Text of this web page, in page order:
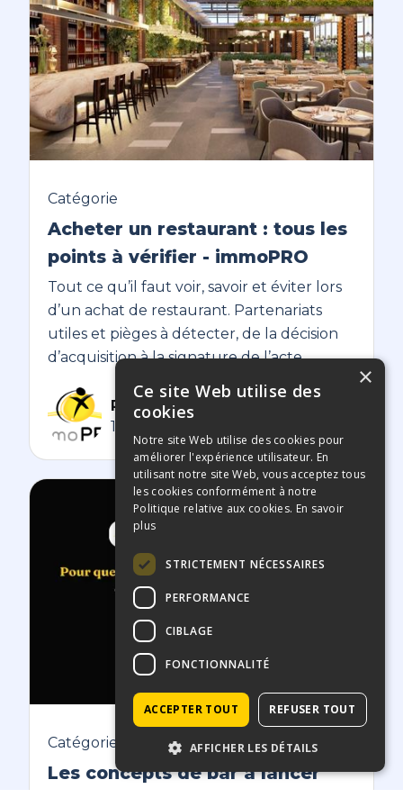
Catégorie
Acheter un restaurant : tous les
points à vérifier - immoPRO
Tout ce qu’il faut voir, savoir et éviter lors
d’un achat de restaurant. Partenariats
utiles et pièges à détecter, de la décision
d’acquisition à la signature de l’acte.
Rédacteur Immopro
18/2/2021
Catégorie
Les concepts de bar à lancer
×
Ce site Web utilise des
cookies
Notre site Web utilise des cookies pour
améliorer l'expérience utilisateur. En
utilisant notre site Web, vous acceptez tous
les cookies conformément à notre
Politique relative aux cookies. En savoir
plus
STRICTEMENT NÉCESSAIRES
PERFORMANCE
CIBLAGE
FONCTIONNALITÉ
ACCEPTER TOUT REFUSER TOUT
AFFICHER LES DÉTAILS